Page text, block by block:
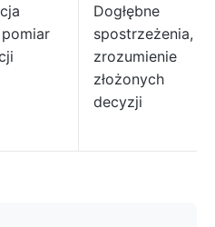
pomiar
Dogłębne
spostrzeżenia,
zrozumienie
złożonych
decyzji